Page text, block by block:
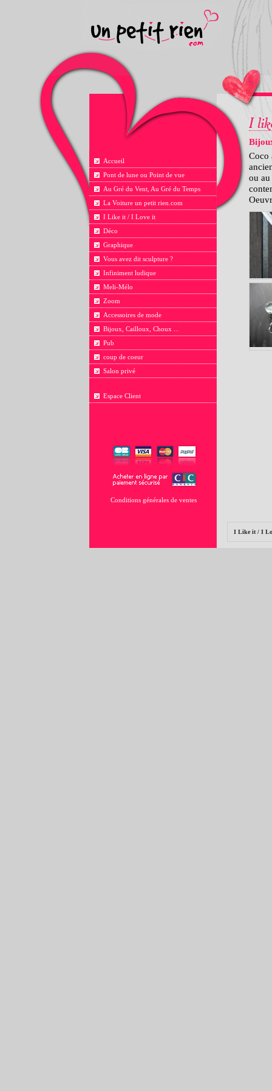
Accueil
Pont de lune ou Point de vue
Au Gré du Vent, Au Gré du Temps
La Voiture un petit rien.com
I Like it / I Love it
Déco
Graphique
Vous avez dit sculpture ?
Infiniment ludique
Meli-Mélo
Zoom
Accessoires de mode
Bijoux, Cailloux, Choux ...
Pub
coup de coeur
Salon privé
Espace Client
Conditions générales de ventes
Coco
ou
I Like it / I